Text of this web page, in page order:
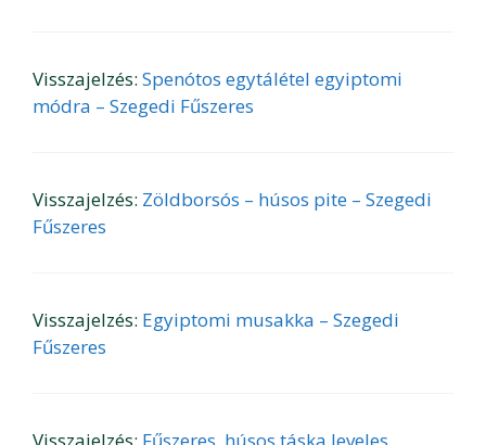
Visszajelzés: Spenótos egytálétel egyiptomi
módra – Szegedi Fűszeres
Visszajelzés: Zöldborsós – húsos pite – Szegedi
Fűszeres
Visszajelzés: Egyiptomi musakka – Szegedi
Fűszeres